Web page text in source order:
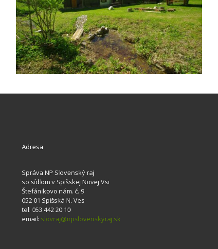
Adresa
Správa NP Slovenský raj
so sídlom v Spišskej Novej Vsi
Štefánikovo nám. č. 9
052 01 Spišská N. Ves
tel: 053 442 20 10
email: slovraj@npslovenskyraj.sk